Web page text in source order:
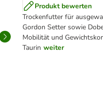
Produkt bewerten
Trockenfutter für
Gordon Setter sowie
Mobilität und
Taurin weiter